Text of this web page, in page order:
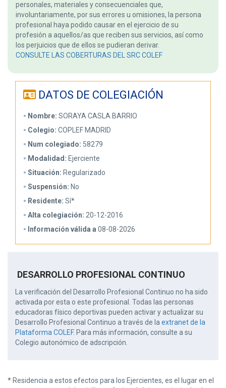
personales, materiales y consecuenciales que,
involuntariamente, por sus errores u omisiones, la persona
profesional haya podido causar en el ejercicio de su
profesión a aquellos/as que reciben sus servicios, así como
los perjuicios que de ellos se pudieran derivar.
CONSULTE LAS COBERTURAS DEL SRC COLEF
DATOS DE COLEGIACIÓN
Nombre: SORAYA CASLA BARRIO
Colegio: COPLEF MADRID
Num colegiado: 58279
Modalidad: Ejerciente
Situación: Regularizado
Suspensión: No
Residente: Sí*
Alta colegiación: 20-12-2016
Información válida a 08-08-2026
DESARROLLO PROFESIONAL CONTINUO
La verificación del Desarrollo Profesional Continuo no ha sido
activada por esta o este profesional. Todas las personas
educadoras físico deportivas pueden activar y actualizar su
Desarrollo Profesional Continuo a través de la extranet de la
Plataforma COLEF. Para más información, consulte a su
Colegio autonómico de adscripción.
* Residencia a estos efectos para los Ejercientes, es el lugar en el